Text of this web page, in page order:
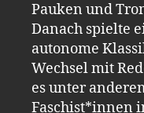
Pauken und
Danach spielte
autonome
Wechsel mit
es unter
Faschist*innen